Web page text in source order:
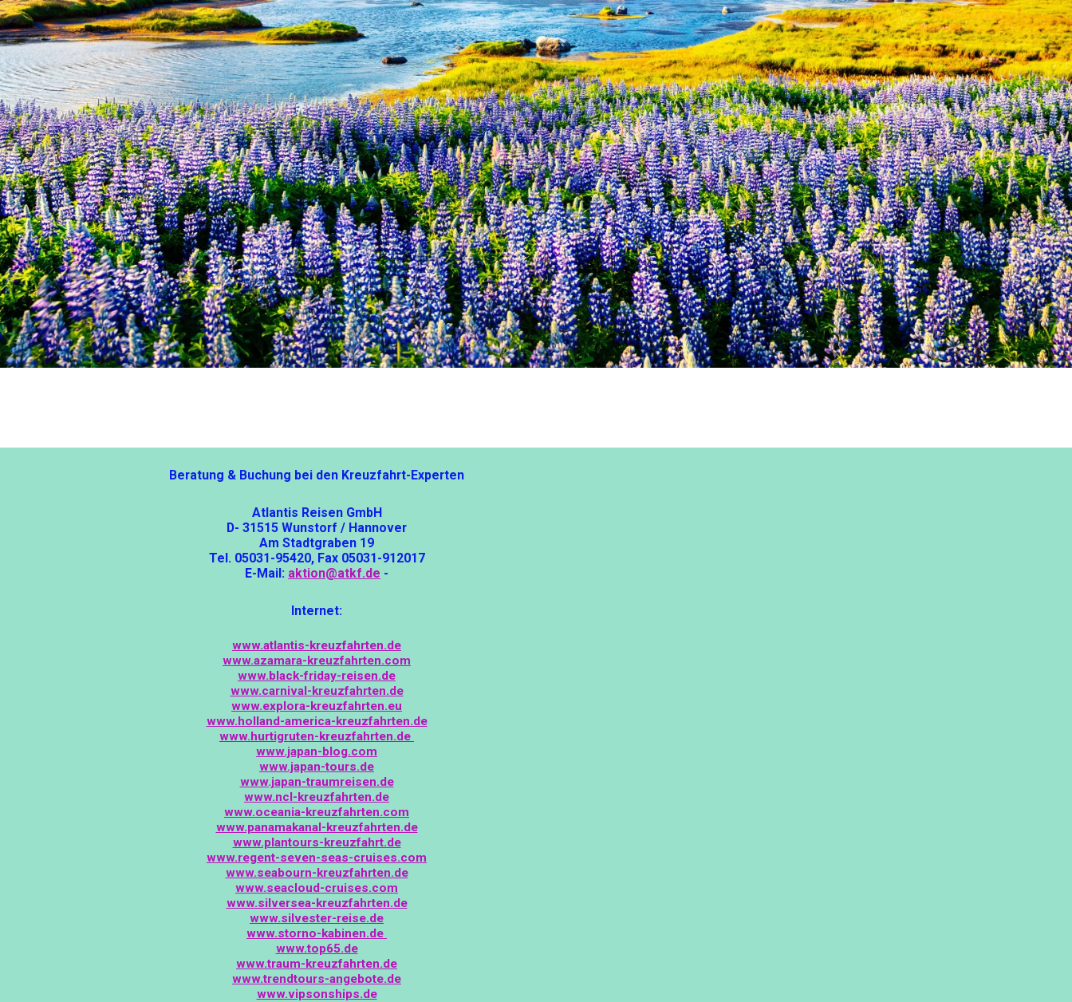
Beratung & Buchung bei den Kreuzfahrt-Experten
Atlantis Reisen GmbH
D- 31515 Wunstorf / Hannover
Am Stadtgraben 19
Tel. 05031-95420, Fax 05031-912017
E-Mail: aktion@atkf.de -
Internet:
www.atlantis-kreuzfahrten.de
www.azamara-kreuzfahrten.com
www.black-friday-reisen.de
www.carnival-kreuzfahrten.de
www.explora-kreuzfahrten.eu
www.holland-america-kreuzfahrten.de
www.hurtigruten-kreuzfahrten.de
www.japan-blog.com
www.japan-tours.de
www.japan-traumreisen.de
www.ncl-kreuzfahrten.de
www.oceania-kreuzfahrten.com
www.panamakanal-kreuzfahrten.de
www.plantours-kreuzfahrt.de
www.regent-seven-seas-cruises.com
www.seabourn-kreuzfahrten.de
www.seacloud-cruises.com
www.silversea-kreuzfahrten.de
www.silvester-reise.de
www.storno-kabinen.de
www.top65.de
www.traum-kreuzfahrten.de
www.trendtours-angebote.de
www.vipsonships.de